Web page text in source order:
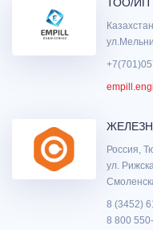
Россия,
ул.
8 (3452)
8 800